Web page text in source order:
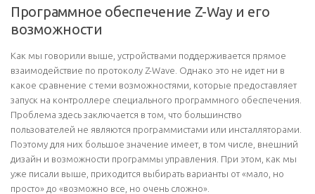
Программное обеспечение Z-Way и его
возможности
Как мы говорили выше, устройствами поддерживается прямое
взаимодействие по протоколу Z-Wave. Однако это не идет ни в
какое сравнение с теми возможностями, которые предоставляет
запуск на контроллере специального программного обеспечения.
Проблема здесь заключается в том, что большинство
пользователей не являются программистами или инсталляторами.
Поэтому для них большое значение имеет, в том числе, внешний
дизайн и возможности программы управления. При этом, как мы
уже писали выше, приходится выбирать варианты от «мало, но
просто» до «возможно все, но очень сложно».